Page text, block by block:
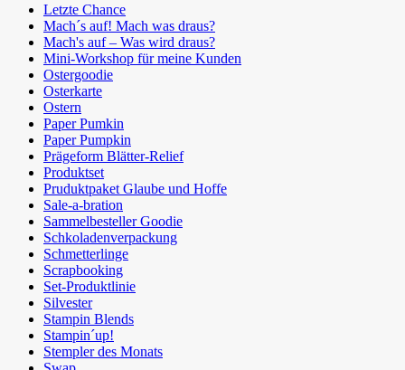
Letzte Chance
Mach´s auf! Mach was draus?
Mach's auf – Was wird draus?
Mini-Workshop für meine Kunden
Ostergoodie
Osterkarte
Ostern
Paper Pumkin
Paper Pumpkin
Prägeform Blätter-Relief
Produktset
Pruduktpaket Glaube und Hoffe
Sale-a-bration
Sammelbesteller Goodie
Schkoladenverpackung
Schmetterlinge
Scrapbooking
Set-Produktlinie
Silvester
Stampin Blends
Stampin´up!
Stempler des Monats